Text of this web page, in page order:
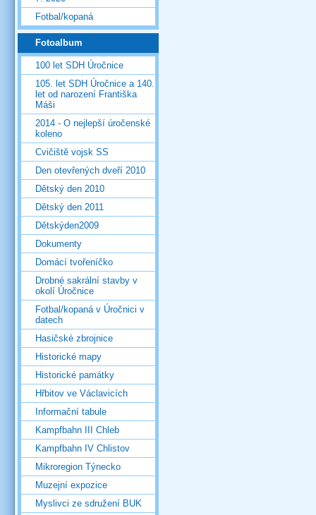
Fotbal/kopaná
Fotoalbum
100 let SDH Úročnice
105. let SDH Úročnice a 140.
let od narození Františka
Máši
2014 - O nejlepší úročenské
koleno
Cvičiště vojsk SS
Den otevřených dveří 2010
Dětský den 2010
Dětský den 2011
Dětskýden2009
Dokumenty
Domácí tvořeníčko
Drobné sakrální stavby v
okolí Úročnice
Fotbal/kopaná v Úročnici v
datech
Hasičské zbrojnice
Historické mapy
Historické památky
Hřbitov ve Václavicích
Informační tabule
Kampfbahn III Chleb
Kampfbahn IV Chlistov
Mikroregion Týnecko
Muzejní expozice
Myslivci ze sdružení BUK